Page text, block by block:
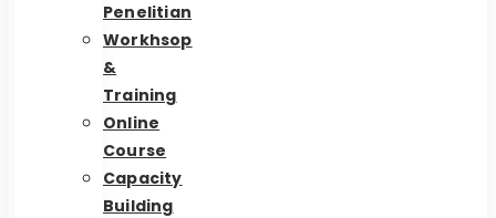
Penelitian
Workhsop
&
Training
Online
Course
Capacity
Building